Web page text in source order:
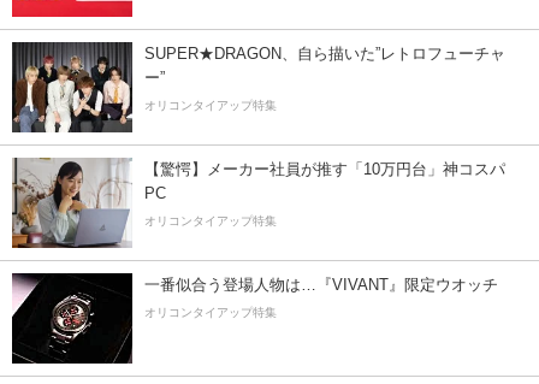
SUPER★DRAGON、自ら描いた”レトロフューチャ
ー”
オリコンタイアップ特集
【驚愕】メーカー社員が推す「10万円台」神コスパ
PC
オリコンタイアップ特集
一番似合う登場人物は…『VIVANT』限定ウオッチ
オリコンタイアップ特集